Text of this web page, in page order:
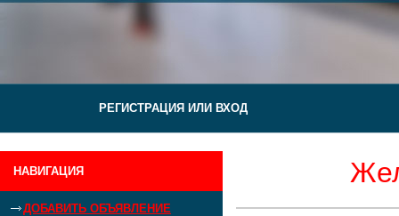
РЕГИСТРАЦИЯ ИЛИ ВХОД
НАВИГАЦИЯ
ДОБАВИТЬ ОБЪЯВЛЕНИЕ